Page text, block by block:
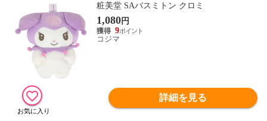
粧美堂 SAバスミトン クロミ
1,080円
9
コジマ
詳細を見る